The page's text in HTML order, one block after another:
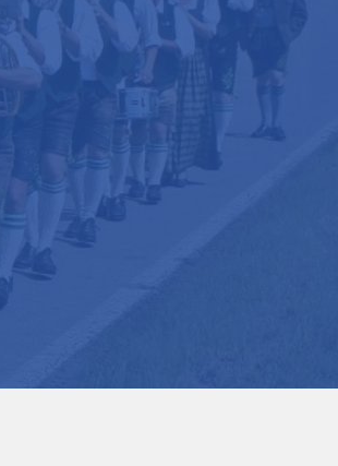
ISAR-MANGFALL
MEHR ÜBER UNS